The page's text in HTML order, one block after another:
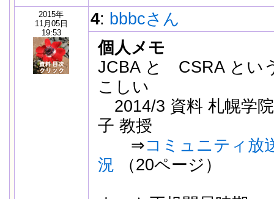
2015年
11月05日
19:53
4: bbbcさん
個人メモ
JCBA と CSRA とい
こしい
2014/3 資料 札幌学
子 教授
⇒コミュニティ放
況 （20ページ）